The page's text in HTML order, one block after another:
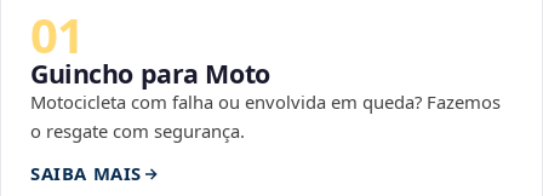
01
Guincho para Moto
Motocicleta com falha ou envolvida em queda? Fazemos
o resgate com segurança.
SAIBA MAIS